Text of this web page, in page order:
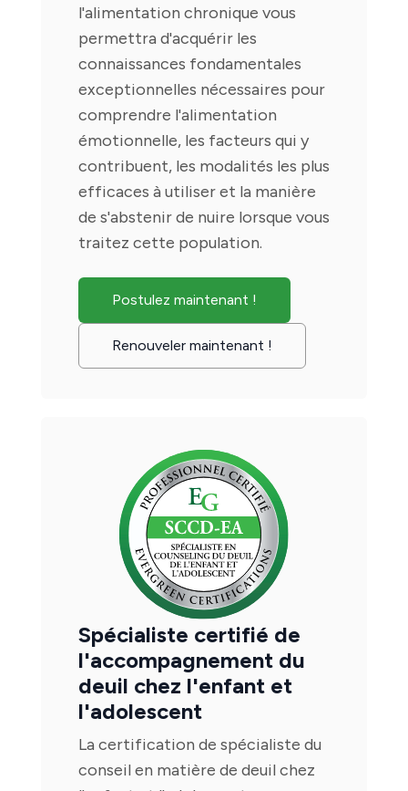
l'alimentation chronique vous
permettra d'acquérir les
connaissances fondamentales
exceptionnelles nécessaires pour
comprendre l'alimentation
émotionnelle, les facteurs qui y
contribuent, les modalités les plus
efficaces à utiliser et la manière
de s'abstenir de nuire lorsque vous
traitez cette population.
Postulez maintenant !
Renouveler maintenant !
Spécialiste certifié de
l'accompagnement du
deuil chez l'enfant et
l'adolescent
La certification de spécialiste du
conseil en matière de deuil chez